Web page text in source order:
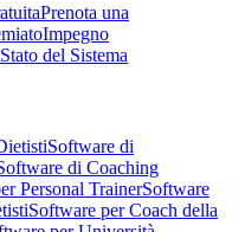
Prenota una
Impegno
Stato del Sistema
Software di
di Coaching
Personal TrainerSoftware
Software per Coach della